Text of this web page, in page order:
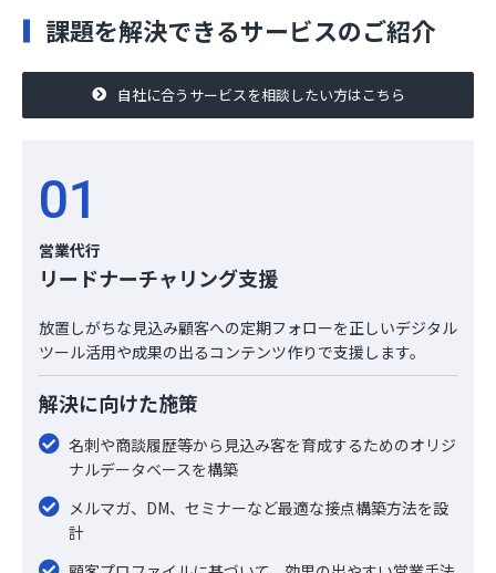
課題を解決できるサービスのご紹介
自社に合うサービスを相談したい方はこちら
01
営業代行
リードナーチャリング支援
放置しがちな見込み顧客への定期フォローを正しいデジタル
ツール活用や成果の出るコンテンツ作りで支援します。
解決に向けた施策
名刺や商談履歴等から見込み客を育成するためのオリジ
ナルデータベースを構築
メルマガ、DM、セミナーなど最適な接点構築方法を設
計